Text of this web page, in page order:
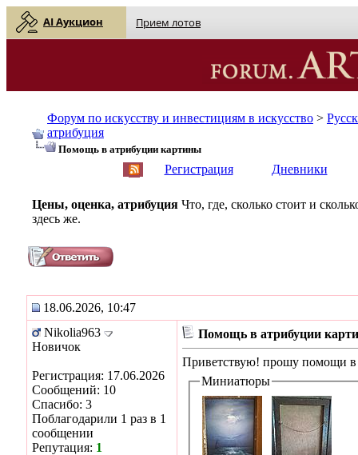
AI Аукцион Прием лотов
Форум по искусству и инвестициям в искусство >
атрибуция
Помощь в атрибуции картины
Регистрация Дневники
Цены, оценка, атрибуция Что, где, сколько стоит и
здесь же.
18.06.2026, 10:47
Nikolia963
Новичок
Регистрация: 17.06.2026
Сообщений: 10
Спасибо: 3
Поблагодарили 1 раз в 1
сообщении
Репутация: 1
Помощь в атрибуции
Приветствую! прошу помощи в
Миниатюры